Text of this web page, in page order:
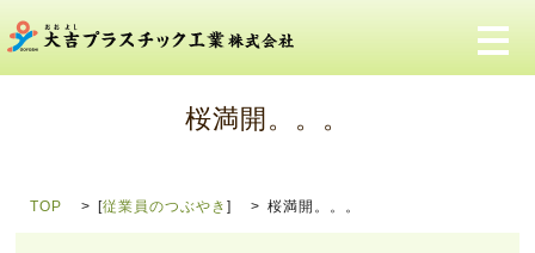
メ
桜満開。。。
TOP [従業員のつぶやき] 桜満開。。。